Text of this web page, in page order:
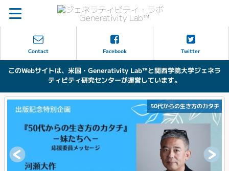
Contact Facebook Twitter
このWebサイトは、米国・Generativity Lab™と関西学院大学ジェネラ
ティビティ研究センターが運営しています。
50代からの生き方のカタチ